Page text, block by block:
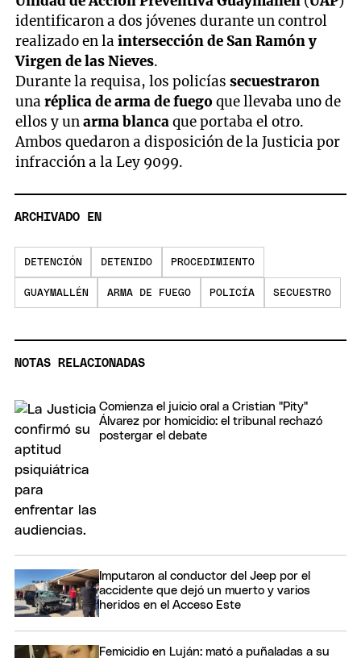
identificaron a dos jóvenes durante un control
realizado en laintersección de San Ramón y
Virgen de las Nieves.
Durante la requisa, los policías secuestraron
una réplica de arma de fuegoque llevaba uno de
ellos y unarma blancaque portaba el otro.
Ambos quedaron a disposición de la Justicia por
infracción a la Ley 9099.
ARCHIVADO EN
DETENCIÓN DETENIDO PROCEDIMIENTO
GUAYMALLÉN ARMA DE FUEGO POLICÍA SECUESTRO
NOTAS RELACIONADAS
Comienza el juicio oral a Cristian "Pity"
Álvarez por homicidio: el tribunal rechazó
postergar el debate
Imputaron al conductor del Jeep por el
accidente que dejó un muerto y varios
heridos en el Acceso Este
Femicidio en Luján: mató a puñaladas a su